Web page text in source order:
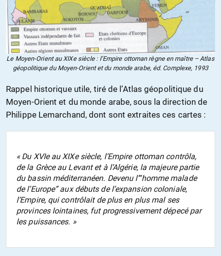
Le Moyen-Orient au XIXe siècle : l’Empire ottoman règne en maître – Atlas
géopolitique du Moyen-Orient et du monde arabe, éd. Complexe, 1993
Rappel historique utile, tiré de l’Atlas géopolitique du
Moyen-Orient et du monde arabe, sous la direction de
Philippe Lemarchand, dont sont extraites ces cartes :
« Du XVIe au XIXe siècle, l’Empire ottoman contrôla,
de la Grèce au Levant et à l’Algérie, la majeure partie
du bassin méditerranéen. Devenu l’“homme malade
de l’Europe” aux débuts de l’expansion coloniale,
l’Empire, qui contrôlait de plus en plus mal ses
provinces lointaines, fut progressivement dépecé par
les puissances. »